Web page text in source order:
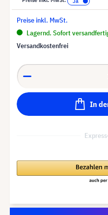
Preise inkl. MwSt.
Lagernd. Sofort
Versandkostenfrei
In